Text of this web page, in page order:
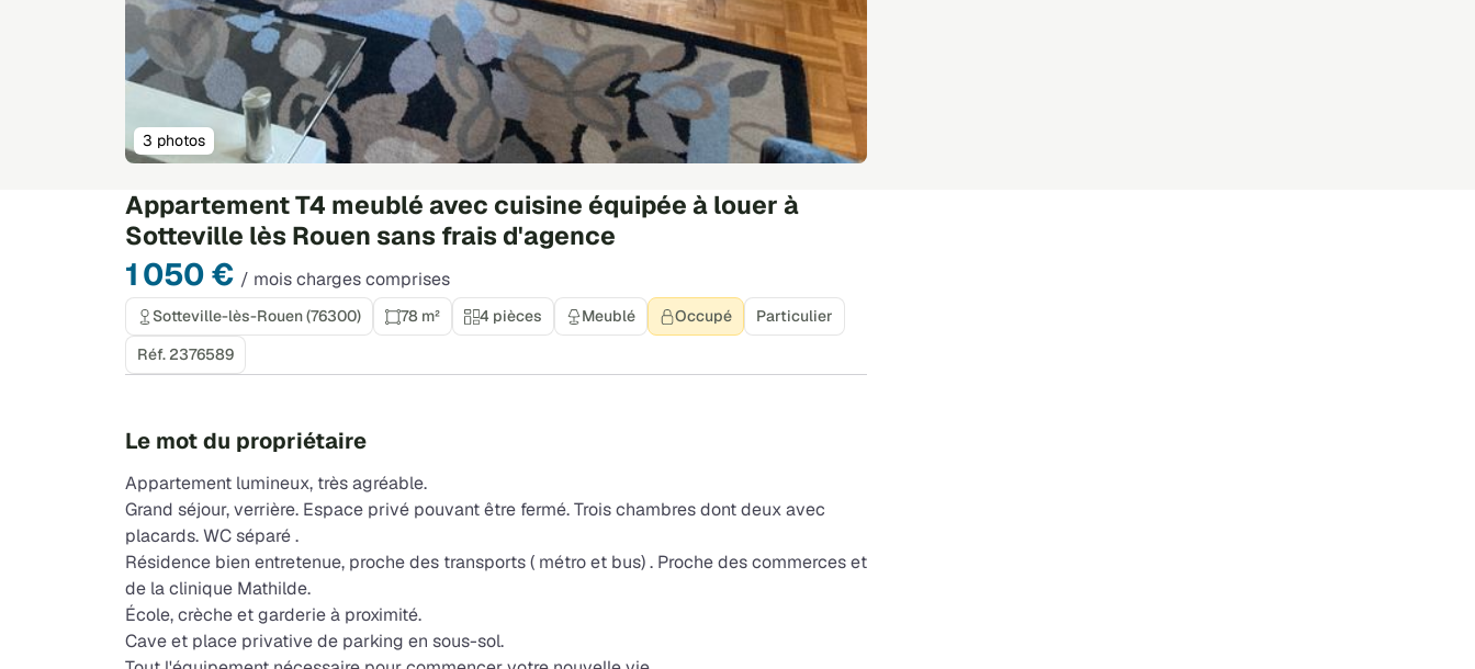
Appartement T4 meublé avec cuisine équipée à louer à
Sotteville lès Rouen sans frais d'agence
1 050 € / mois charges comprises
3 photos
Sotteville-lès-Rouen (76300) 78 m² 4 pièces Meublé Occupé
Particulier
Réf. 2376589
Le mot du propriétaire
Appartement lumineux, très agréable.
Grand séjour, verrière. Espace privé pouvant être fermé. Trois chambres dont deux avec
placards. WC séparé .
Résidence bien entretenue, proche des transports ( métro et bus) . Proche des commerces et
de la clinique Mathilde.
École, crèche et garderie à proximité.
Cave et place privative de parking en sous-sol.